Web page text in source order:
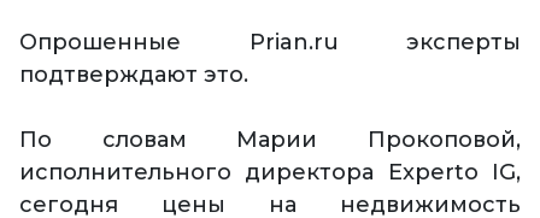
Опрошенные Prian.ru эксперты
подтверждают это.
По словам Марии Прокоповой,
исполнительного директора Experto IG,
сегодня цены на недвижимость